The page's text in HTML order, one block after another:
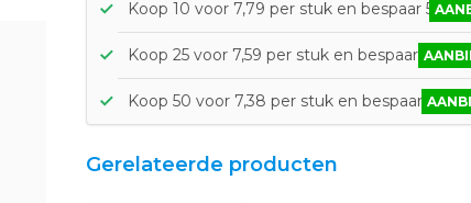
Koop 10 voor 7,79 per stuk en bespaar 5%
Koop 25 voor 7,59 per stuk en bespaar 7,5%
Koop 50 voor 7,38 per stuk en bespaar 10%
Gerelateerde producten